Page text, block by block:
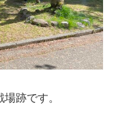
跡です。